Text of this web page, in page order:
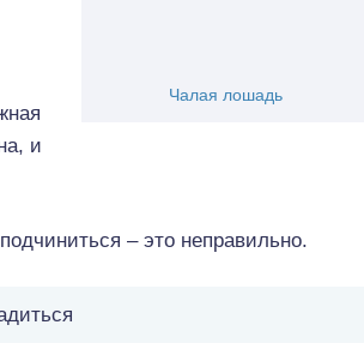
Чалая лошадь
и
– это неправильно.